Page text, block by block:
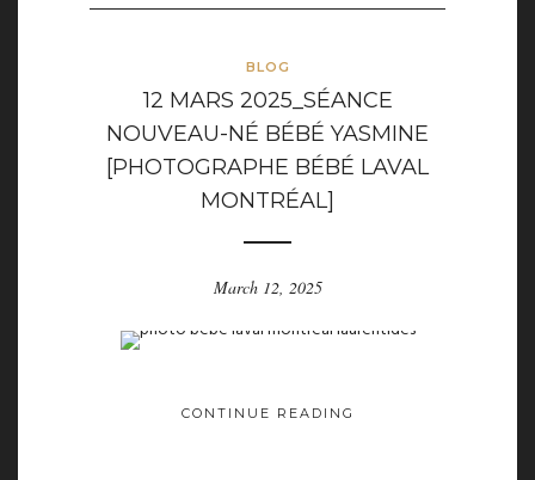
BLOG
12 MARS 2025_SÉANCE
NOUVEAU-NÉ BÉBÉ YASMINE
[PHOTOGRAPHE BÉBÉ LAVAL
MONTRÉAL]
March 12, 2025
CONTINUE READING